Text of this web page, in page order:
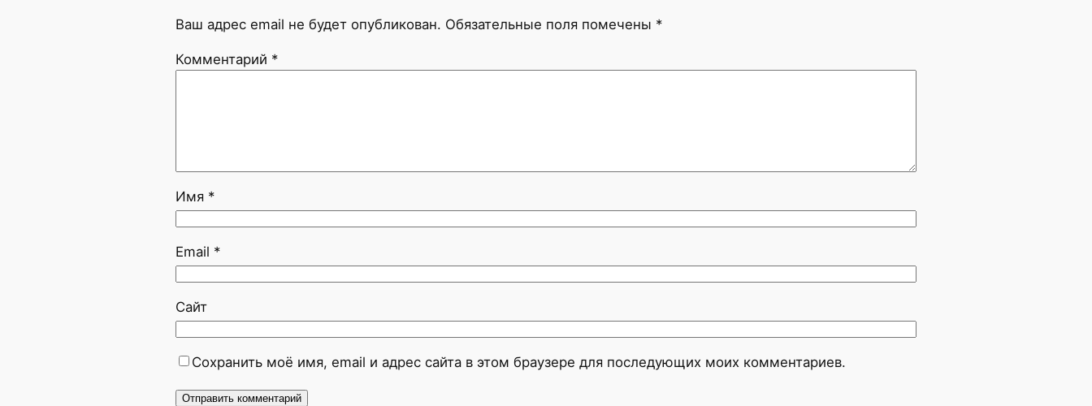
Ваш адрес email не будет опубликован. Обязательные поля помечены *
Комментарий *
Имя *
Email *
Сайт
Сохранить моё имя, email и адрес сайта в этом браузере для последующих моих комментариев.